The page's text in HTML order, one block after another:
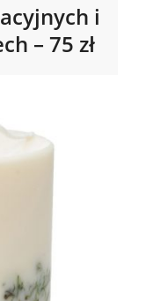
i
– 75 zł